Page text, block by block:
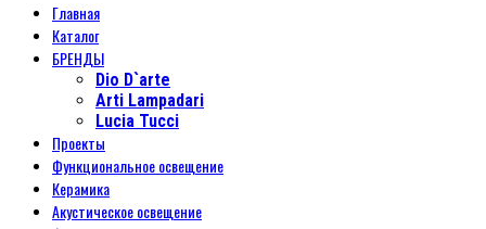
Главная
Каталог
БРЕНДЫ
Dio D`arte
Arti Lampadari
Lucia Tucci
Проекты
Функциональное освещение
Керамика
Акустическое освещение